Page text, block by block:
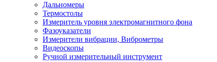
Дальномеры
Термостолы
Измеритель уровня электромагнитного фона
Фазоуказатели
Измерители вибрации, Виброметры
Видеоскопы
Ручной измерительный инструмент